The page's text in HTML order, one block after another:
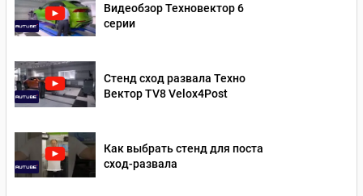
Видеобзор Техновектор 6
серии
Стенд сход развала Техно
Вектор TV8 Velox4Post
Как выбрать стенд для поста
сход-развала